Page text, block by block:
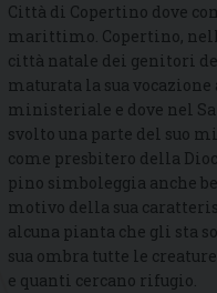
Città di Copertino dove
marittimo. Copertino,
città natale dei genitori
maturata la sua vocazione
ministeriale e dove nel
svolto una parte del suo
come presbitero della
pino simboleggia anche
motivo della sua
alcuna pianta che gli sta
sua ombra tutte le
e quanti cercano rifugio.